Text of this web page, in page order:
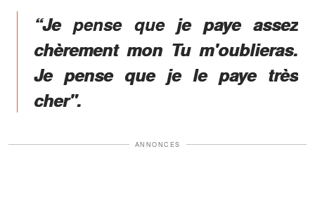
“Je pense que je paye assez
chèrement mon Tu m'oublieras.
Je pense que je le paye très
cher".
ANNONCES